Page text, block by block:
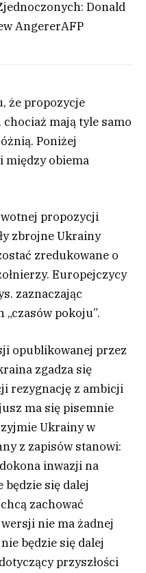
Donald
AngererAFP
że propozycje
mają tyle samo
Poniżej
między obiema
propozycji
zbrojne Ukrainy
zredukowane o
Europejczycy
zaznaczając
„czasów pokoju”.
opublikowanej przez
zgadza się
rezygnację z ambicji
ma się pisemnie
Ukrainy w
z zapisów stanowi:
inwazji na
będzie się dalej
zachować
nie ma żadnej
będzie się dalej
przyszłości